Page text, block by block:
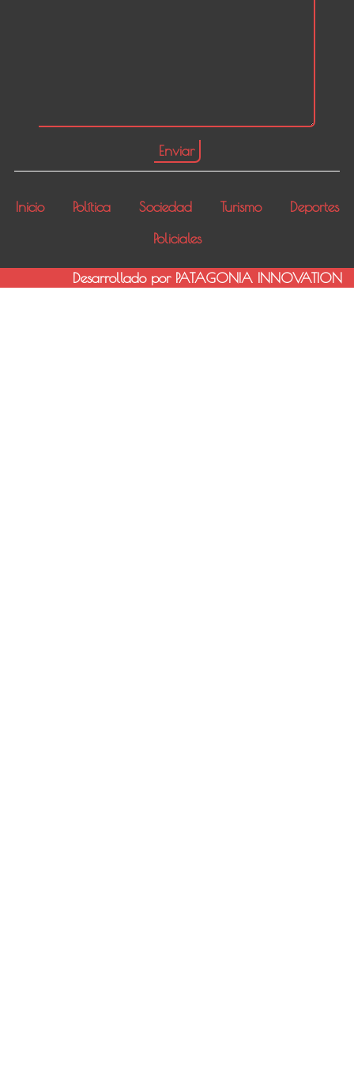
Inicio Política Sociedad Turismo
Deportes
Policiales
Desarrollado por PATAGONIA INNOVATION